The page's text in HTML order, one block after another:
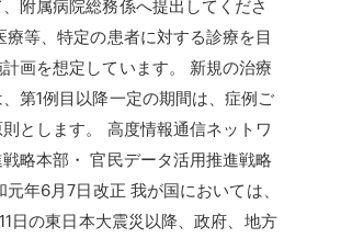
附属病院総務係へ提出してくださ
療等、特定の患者に対する診療を目
画を想定しています。 新規の治療
第1例目以降一定の期間は、症例ご
とします。 高度情報通信ネットワ
略本部・ 官民データ活用推進戦略
年6月7日改正 我が国においては、
日の東日本大震災以降、政府、地方